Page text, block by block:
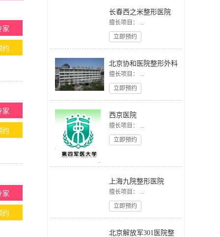
家
约
家
约
家
约
长春西之米整形医院
擅长项目： ...
立即预约
北京协和医院整形外科
擅长项目： ...
立即预约
西京医院
擅长项目： ...
立即预约
上海九院整形医院
擅长项目： ...
立即预约
北京解放军301医院整